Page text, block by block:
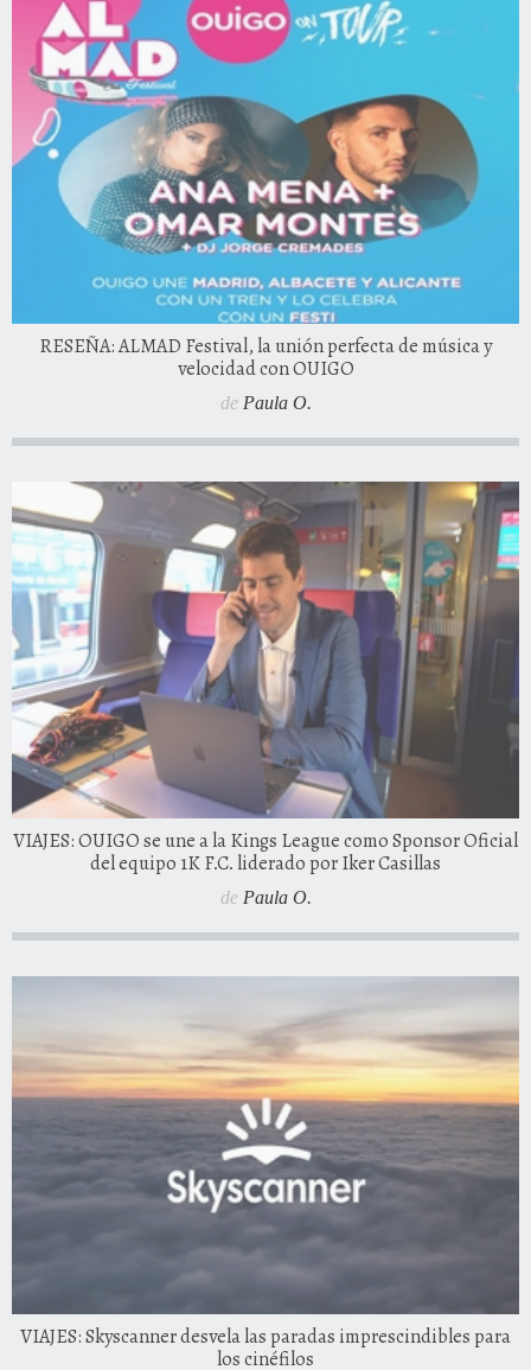
RESEÑA: ALMAD Festival, la unión perfecta de música y
velocidad con OUIGO
de Paula O.
VIAJES: OUIGO se une a la Kings League como Sponsor Oficial
del equipo 1K F.C. liderado por Iker Casillas
de Paula O.
VIAJES: Skyscanner desvela las paradas imprescindibles para
los cinéfilos